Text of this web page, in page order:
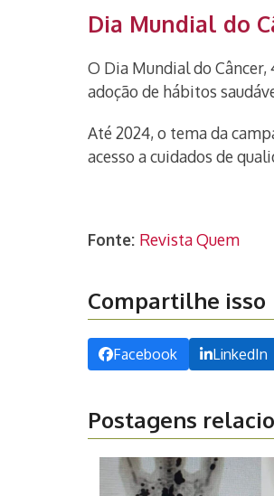
Dia Mundial do
O Dia Mundial do
adoção de hábitos
Até 2024, o tema da
acesso a cuidados de
Fonte: Revista Quem
Compartilhe isso
Facebook LinkedIn
Postagens